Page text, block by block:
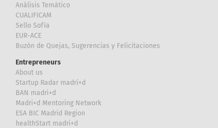
Análisis Temático
CUALIFICAM
Sello Sofía
EUR-ACE
Buzón de Quejas, Sugerencias y Felicitaciones
Entrepreneurs
About us
Startup Radar madri+d
BAN madri+d
Madri+d Mentoring Network
ESA BIC Madrid Region
healthStart madri+d